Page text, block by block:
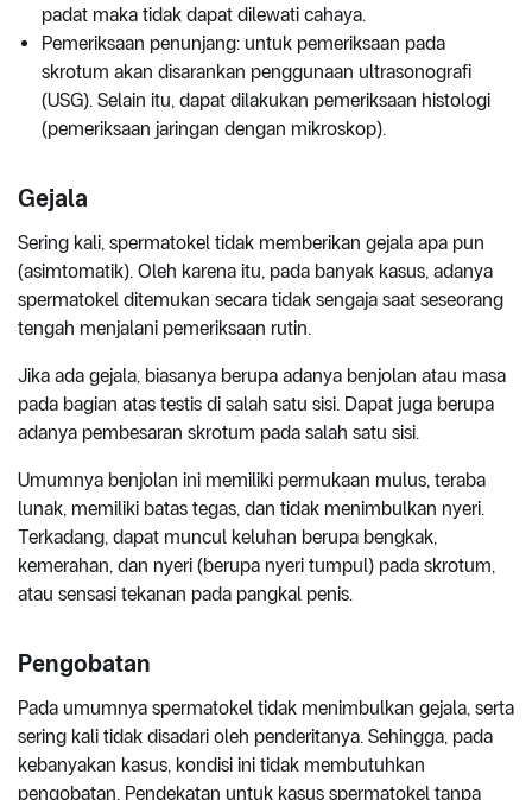
padat maka tidak dapat dilewati cahaya.
Pemeriksaan penunjang: untuk pemeriksaan pada
skrotum akan disarankan penggunaan ultrasonografi
(USG). Selain itu, dapat dilakukan pemeriksaan histologi
(pemeriksaan jaringan dengan mikroskop).
Gejala
Sering kali, spermatokel tidak memberikan gejala apa pun
(asimtomatik). Oleh karena itu, pada banyak kasus, adanya
spermatokel ditemukan secara tidak sengaja saat seseorang
tengah menjalani pemeriksaan rutin.
Jika ada gejala, biasanya berupa adanya benjolan atau masa
pada bagian atas testis di salah satu sisi. Dapat juga berupa
adanya pembesaran skrotum pada salah satu sisi.
Umumnya benjolan ini memiliki permukaan mulus, teraba
lunak, memiliki batas tegas, dan tidak menimbulkan nyeri.
Terkadang, dapat muncul keluhan berupa bengkak,
kemerahan, dan nyeri (berupa nyeri tumpul) pada skrotum,
atau sensasi tekanan pada pangkal penis.
Pengobatan
Pada umumnya spermatokel tidak menimbulkan gejala, serta
sering kali tidak disadari oleh penderitanya. Sehingga, pada
kebanyakan kasus, kondisi ini tidak membutuhkan
pengobatan. Pendekatan untuk kasus spermatokel tanpa